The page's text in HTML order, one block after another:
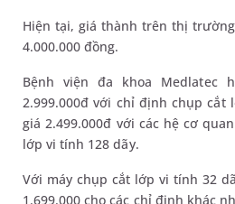
Hiện tại, giá thành trên thị
4.000.000 đồng.
Bệnh viện đa khoa Medlatec
2.999.000đ với chỉ định chụp
giá 2.499.000đ với các hệ cơ
lớp vi tính 128 dãy.
Với máy chụp cắt lớp vi tính 32
1.699.000 cho các chỉ định khác